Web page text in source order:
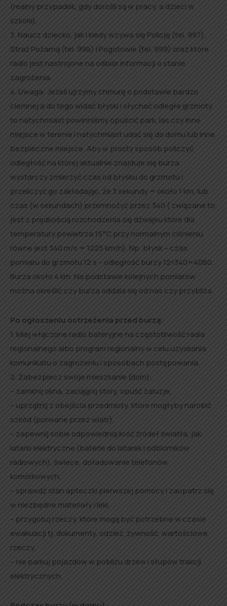
(realny przypadek, gdy dorośli są w pracy, a dzieci w
szkole).
3. Naucz dziecko, jak i kiedy wzywa się Policję (tel. 997),
Straż Pożarną (tel. 998) i Pogotowie (tel. 999) oraz które
radio jest nastrojone na odbiór informacji o stanie
zagrożenia.
4. Uwaga: Jeżeli ujrzymy chmurę o podstawie bardzo
ciemnej a do tego widać błyski i słychać odległe grzmoty
to natychmiast powinniśmy opuścić park, las czy inne
miejsce w terenie i natychmiast udać się do domu lub inne
bezpieczne miejsce. Aby w prosty sposób policzyć
odległość na której aktualnie znajduje się burza
wystarczy zmierzyć czas od błysku do grzmotu i
przeliczyć go zakładając, że 3 sekundy = około 1 km, lub
czas (w sekundach) przemnożyć przez 340 ( związane to
jest z prędkością rozchodzenia się dźwięku które dla
temperatury powietrza 15°C przy normalnym ciśnieniu
równe jest 340 m/s = 1225 km/h). Np. błysk – czas
pomiaru do grzmotu 12 s – odległość burzy 12×340=4080.
Burza około 4 km. Na podstawie kolejnych pomiarów
można określić czy burza oddala się od nas czy przybliża.
Po ogłoszeniu ostrzeżenia przed burzą:
1. Miej włączone radio bateryjne na częstotliwość radia
regionalnego albo program regionalny w celu uzyskania
komunikatu o zagrożeniu i sposobach postępowania.
2. Zabezpiecz swoje mieszkanie (dom):
– zamknij okna, zaciągnij story, opuść żaluzje,
– uprzątnij z obejścia przedmioty, które mogłyby narobić
szkód (porwane przez wiatr),
– zapewnij sobie odpowiednią ilość źródeł światła, jak:
latarki elektryczne (baterie do latarek i odbiorników
radiowych), świece, doładowanie telefonów
komórkowych,
– sprawdź stan apteczki pierwszej pomocy i zaopatrz się
w niezbędne materiały i leki,
– przygotuj rzeczy, które mogą być potrzebne w czasie
ewakuacji tj. dokumenty, odzież, żywność, wartościowe
rzeczy,
– nie parkuj pojazdów w pobliżu drzew i słupów trakcji
elektrycznych.